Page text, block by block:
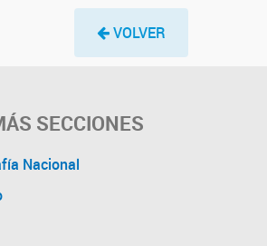
VOLVER
SECCIONES
Nacional